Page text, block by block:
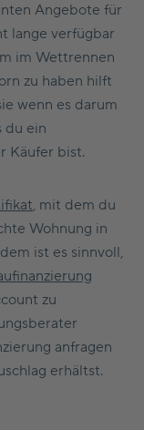
Angebote für
lange verfügbar
im Wettrennen
zu haben hilft
wenn es darum
du ein
Käufer bist.
, mit dem du
Wohnung in
ist es sinnvoll,
zu
anfragen
erhältst.